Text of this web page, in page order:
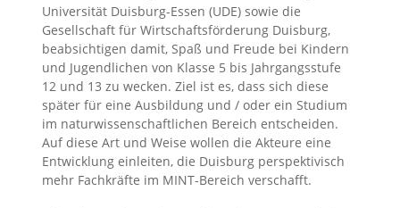
Universität Duisburg-Essen (UDE) sowie die
Gesellschaft für Wirtschaftsförderung Duisburg,
beabsichtigen damit, Spaß und Freude bei Kindern
und Jugendlichen von Klasse 5 bis Jahrgangsstufe
12 und 13 zu wecken. Ziel ist es, dass sich diese
später für eine Ausbildung und / oder ein Studium
im naturwissenschaftlichen Bereich entscheiden.
Auf diese Art und Weise wollen die Akteure eine
Entwicklung einleiten, die Duisburg perspektivisch
mehr Fachkräfte im MINT-Bereich verschafft.